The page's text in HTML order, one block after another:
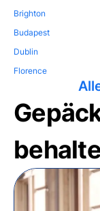
Brighton
Budapest
Dublin
Florence